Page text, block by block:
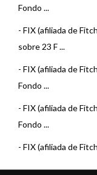
Fondo ...
- FIX (afiliada de
sobre 23 F ...
- FIX (afiliada de
Fondo ...
- FIX (afiliada de
Fondo ...
- FIX (afiliada de